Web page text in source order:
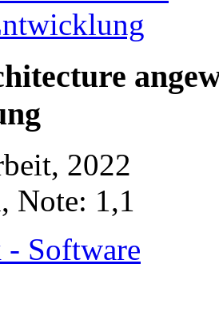
2022
Note: 1,1
Software